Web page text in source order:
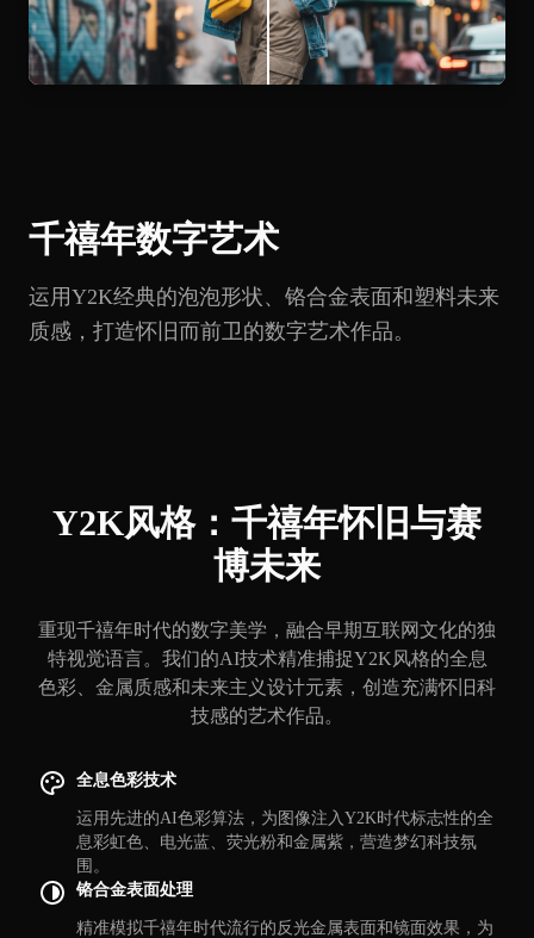
千禧年数字艺术
运用Y2K经典的泡泡形状、铬合金表面和塑料未来
质感，打造怀旧而前卫的数字艺术作品。
Y2K风格：千禧年怀旧与赛
博未来
重现千禧年时代的数字美学，融合早期互联网文化的独
特视觉语言。我们的AI技术精准捕捉Y2K风格的全息
色彩、金属质感和未来主义设计元素，创造充满怀旧科
技感的艺术作品。
全息色彩技术
运用先进的AI色彩算法，为图像注入Y2K时代标志性的全
息彩虹色、电光蓝、荧光粉和金属紫，营造梦幻科技氛
围。
铬合金表面处理
精准模拟千禧年时代流行的反光金属表面和镜面效果，为